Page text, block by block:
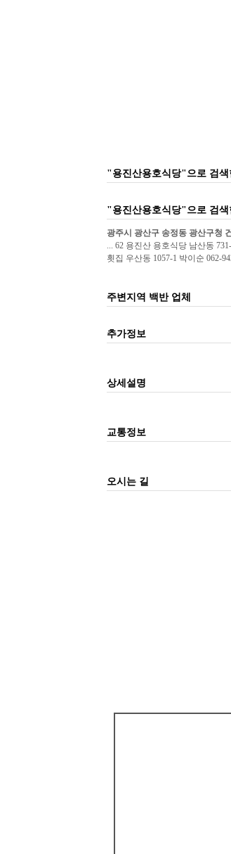
"용진산용호식당"으로 검색
"용진산용호식당"으로 검색
광주시 광산구 송정동 광산구청
... 62 용진산 용호식당 남산동
횟집 우산동 1057-1 박이순 062-
주변지역 백반 업체
추가정보
상세설명
교통정보
오시는 길